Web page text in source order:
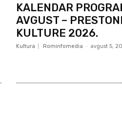
KALENDAR
AVGUST –
KULTURE 2026.
Kultura Rominfomedia - avgust 5,